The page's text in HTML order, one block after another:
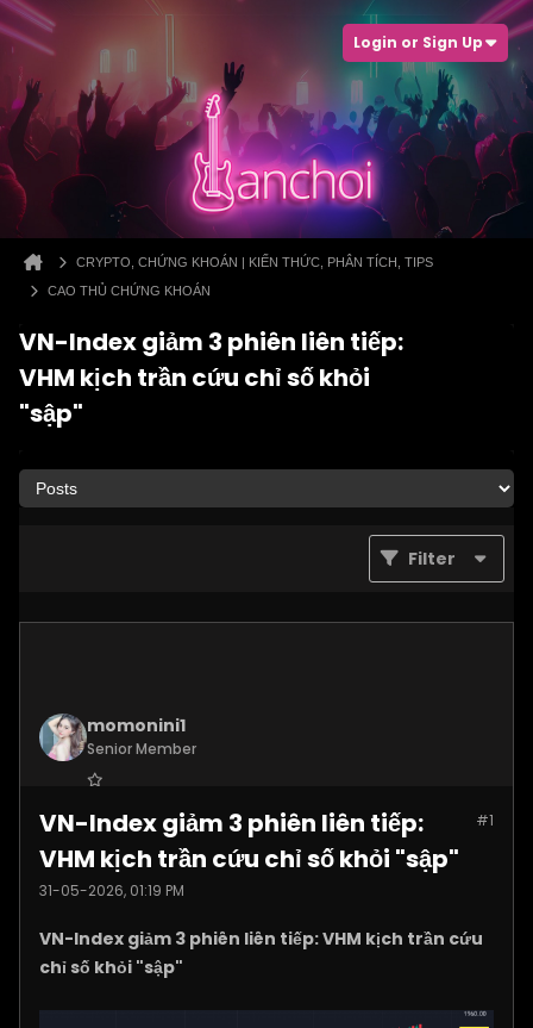
Login or Sign Up
CRYPTO, CHỨNG KHOÁN | KIẾN THỨC, PHÂN TÍCH, TIPS
CAO THỦ CHỨNG KHOÁN
VN-Index giảm 3 phiên liên tiếp:
VHM kịch trần cứu chỉ số khỏi
"sập"
Filter
momonini1
Senior Member
Posts:5399 #1
VN-Index giảm 3 phiên liên tiếp:
VHM kịch trần cứu chỉ số khỏi "sập"
31-05-2026, 01:19 PM
VN-Index giảm 3 phiên liên tiếp: VHM kịch trần cứu
chỉ số khỏi "sập"